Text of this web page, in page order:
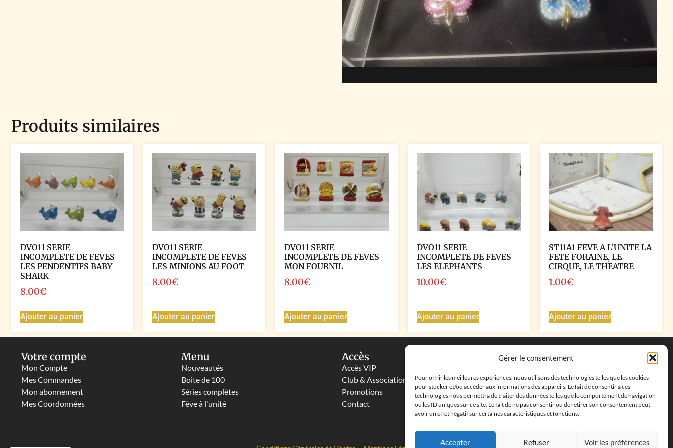
Gérer le consentement
Pour offrir les meilleures expériences, nous utilisons des technologies telles que les cookies
pour stocker et/ou accéder aux informations des appareils. Le fait de consentir à ces
technologies nous permettra de traiter des données telles que le comportement de navigation
ou les ID uniques sur ce site. Le fait de ne pas consentir ou de retirer son consentement peut
avoir un effet négatif sur certaines caractéristiques et fonctions.
Accepter Refuser Voir les préférences
Produits similaires
DVO11 SERIE
INCOMPLETE DE FEVES
LES PENDENTIFS BABY
SHARK
8.00€
Ajouter au panier
DVO11 SERIE
INCOMPLETE DE FEVES
LES MINIONS AU FOOT
8.00€
Ajouter au panier
DVO11 SERIE
INCOMPLETE DE FEVES
MON FOURNIL
8.00€
Ajouter au panier
DVO11 SERIE
INCOMPLETE DE FEVES
LES ELEPHANTS
10.00€
Ajouter au panier
ST11A1 FEVE A L’UNITE LA
FETE FORAINE, LE
CIRQUE, LE THEATRE
1.00€
Ajouter au panier
Votre compte
Mon Compte
Mes Commandes
Mon abonnement
Mes Coordonnées
Menu
Nouveautés
Boite de 100
Séries complètes
Fève à l'unité
Accès
Accès VIP
Club & Associations
Promotions
Contact
Coordonnées
cléments, 13500 Martigues, France
Téléphone : ‭+33652313256‬
Email :feves.collecstore@gmail.com